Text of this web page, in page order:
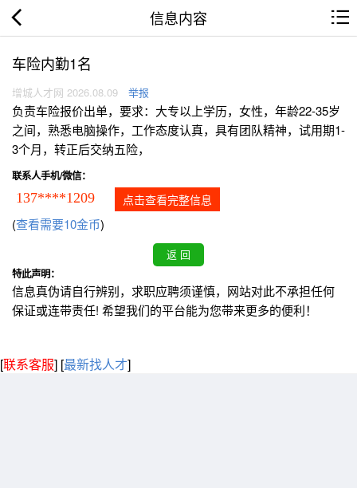
信息内容
车险内勤1名
增城人才网 2026.08.09 举报
负责车险报价出单，要求：大专以上学历，女性，年龄22-35岁
之间，熟悉电脑操作，工作态度认真，具有团队精神，试用期1-
3个月，转正后交纳五险，
联系人手机/微信：
137****1209 点击查看完整信息
(查看需要10金币)
特此声明：
信息真伪请自行辨别，求职应聘须谨慎，网站对此不承担任何
保证或连带责任! 希望我们的平台能为您带来更多的便利！
[联系客服] [最新找人才]